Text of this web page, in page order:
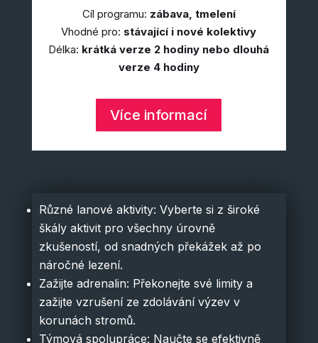
Cíl programu: zábava, tmelení
Vhodné pro: stávající i nové kolektivy
Délka: krátká verze 2 hodiny nebo dlouhá
verze 4 hodiny
Více informací
Různé lanové aktivity: Vyberte si z široké
škály aktivit pro všechny úrovně
zkušeností, od snadných překážek až po
náročné lezení.
Zažijte adrenalin: Překonejte své limity a
zažijte vzrušení ze zdolávání výzev v
korunách stromů.
Týmová spolupráce: Naučte se efektivně